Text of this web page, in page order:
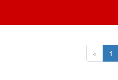
« 1